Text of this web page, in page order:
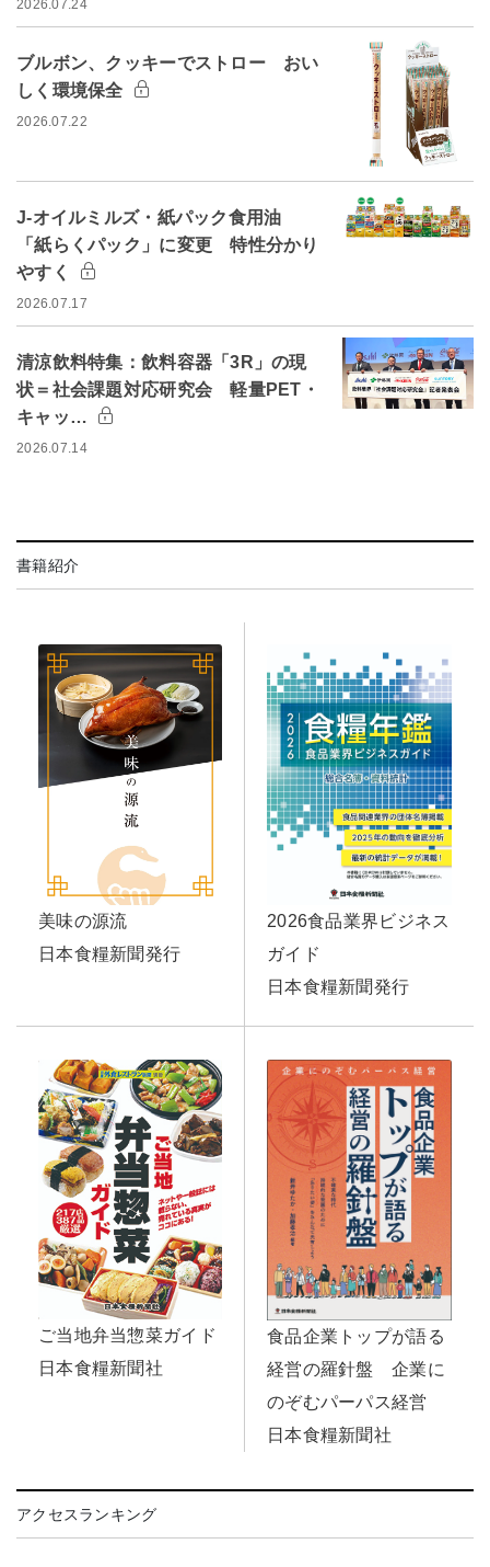
2026.07.24
ブルボン、クッキーでストロー おい
しく環境保全
2026.07.22
J-オイルミルズ・紙パック食用油
「紙らくパック」に変更 特性分かり
やすく
2026.07.17
清涼飲料特集：飲料容器「3R」の現
状＝社会課題対応研究会 軽量PET・
キャッ…
2026.07.14
書籍紹介
美味の源流
日本食糧新聞発行
2026食品業界ビジネス
ガイド
日本食糧新聞発行
ご当地弁当惣菜ガイド
日本食糧新聞社
食品企業トップが語る
経営の羅針盤 企業に
のぞむパーパス経営
日本食糧新聞社
アクセスランキング